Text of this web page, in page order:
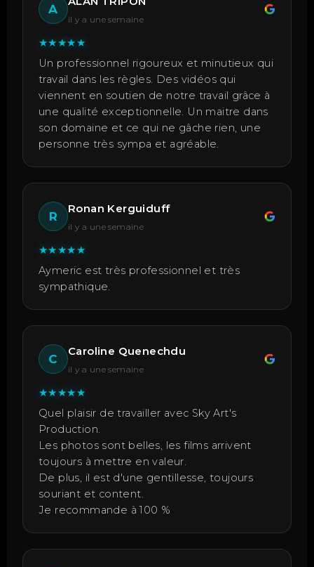
A
il y a une semaine
★★★★★
Un professionnel rigoureux et minutieux qui
travail dans les règles. Des vidéos qui
viennent en soutien de notre travail grâce à
une qualité exceptionnelle. Un maitre dans
son domaine et ce qui ne gâche rien, une
personne très sympa et agréable.
R
Ronan Kerguiduff
il y a une semaine
★★★★★
Aymeric est très professionnel et très
sympathique.
C
Caroline Quenechdu
il y a une semaine
★★★★★
Quel plaisir de travailler avec Sky Art's
Production.
Les photos sont belles, les films arrivent
toujours à mettre en valeur.
De plus, il est d'une gentillesse, toujours
souriant et content.
Je recommande à 100 %